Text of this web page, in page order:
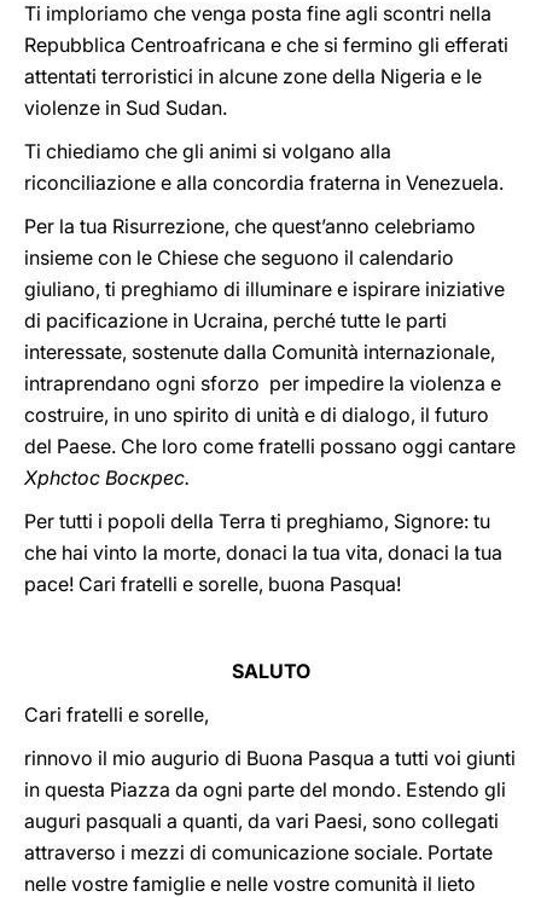
Ti imploriamo che venga posta fine agli scontri nella
Repubblica Centroafricana e che si fermino gli efferati
attentati terroristici in alcune zone della Nigeria e le
violenze in Sud Sudan.
Ti chiediamo che gli animi si volgano alla
riconciliazione e alla concordia fraterna in Venezuela.
Per la tua Risurrezione, che quest’anno celebriamo
insieme con le Chiese che seguono il calendario
giuliano, ti preghiamo di illuminare e ispirare iniziative
di pacificazione in Ucraina, perché tutte le parti
interessate, sostenute dalla Comunità internazionale,
intraprendano ogni sforzo per impedire la violenza e
costruire, in uno spirito di unità e di dialogo, il futuro
del Paese. Che loro come fratelli possano oggi cantare
Хрhctос Воскрес.
Per tutti i popoli della Terra ti preghiamo, Signore: tu
che hai vinto la morte, donaci la tua vita, donaci la tua
pace! Cari fratelli e sorelle, buona Pasqua!
SALUTO
Cari fratelli e sorelle,
rinnovo il mio augurio di Buona Pasqua a tutti voi giunti
in questa Piazza da ogni parte del mondo. Estendo gli
auguri pasquali a quanti, da vari Paesi, sono collegati
attraverso i mezzi di comunicazione sociale. Portate
nelle vostre famiglie e nelle vostre comunità il lieto